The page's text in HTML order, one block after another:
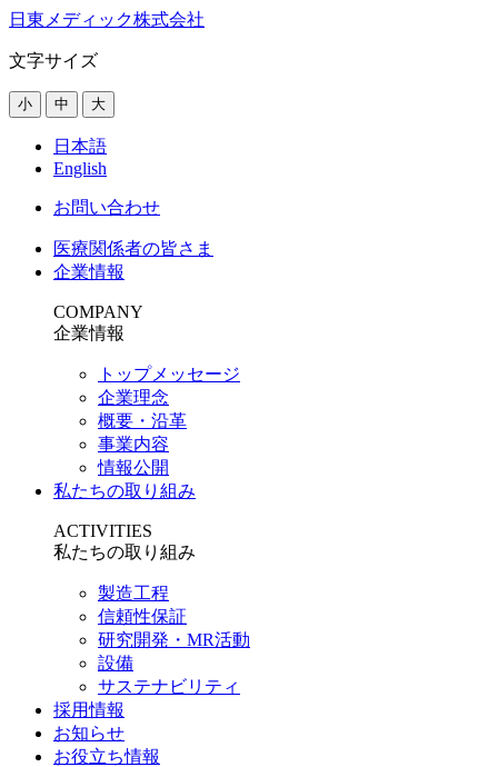
日東メディック株式会社
文字サイズ
小 中 大
日本語
English
お問い合わせ
医療関係者の皆さま
企業情報
COMPANY
企業情報
トップメッセージ
企業理念
概要・沿革
事業内容
情報公開
私たちの取り組み
ACTIVITIES
私たちの取り組み
製造工程
信頼性保証
研究開発・MR活動
設備
サステナビリティ
採用情報
お知らせ
お役立ち情報